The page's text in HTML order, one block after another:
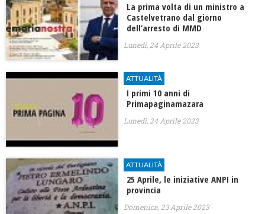
La prima volta di un ministro a
Castelvetrano dal giorno
dell’arresto di MMD
Lunedì, 24 Aprile 2023
ATTUALITÀ
I primi 10 anni di
Primapaginamazara
Lunedì, 24 Aprile 2023
ATTUALITÀ
25 Aprile, le iniziative ANPI in
provincia
Domenica, 23 Aprile 2023